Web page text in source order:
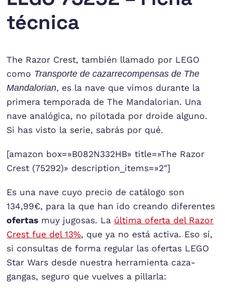
técnica
The Razor Crest, también llamado por LEGO
como Transporte de cazarrecompensas de The
Mandalorian, es la nave que vimos durante la
primera temporada de The Mandalorian. Una
nave analógica, no pilotada por droide alguno.
Si has visto la serie, sabrás por qué.
[amazon box=»B082N332HB» title=»The Razor
Crest (75292)» description_items=»2″]
Es una nave cuyo precio de catálogo son
134,99€, para la que han ido creando diferentes
ofertas muy jugosas. La última oferta del Razor
Crest fue del 13%, que ya no está activa. Eso sí,
si consultas de forma regular las ofertas LEGO
Star Wars desde nuestra herramienta caza-
gangas, seguro que vuelves a pillarla: